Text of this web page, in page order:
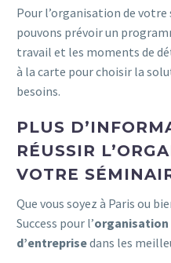
Pour l’organisation de
pouvons prévoir un
travail et les moments de
à la carte pour choisir la
besoins.
PLUS
RÉUSSIR
VOTRE
Que vous soyez à Paris ou
Success pour l’organisation
d’entreprisedans les